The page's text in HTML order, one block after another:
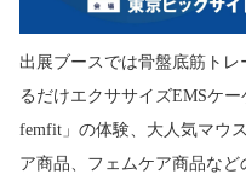
出展ブースでは骨盤底筋ト
るだけエクササイズEMSケ
femfit」の体験、大人気マウ
ア商品、フェムケア商品な